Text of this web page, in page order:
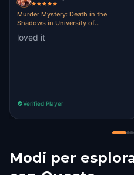
Murder Mystery: Death in the
Shadows in University of
loved it
Verified Player
Modi per